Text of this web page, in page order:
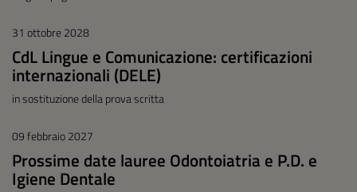
31 ottobre 2028
CdL Lingue e Comunicazione: certificazioni
internazionali (DELE)
in sostituzione della prova scritta
09 febbraio 2027
Prossime date lauree Odontoiatria e P.D. e
Igiene Dentale